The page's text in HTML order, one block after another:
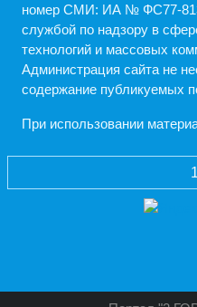
номер СМИ: ИА № ФС77-
службой по надзору в
технологий и массовых
Администрация cайта не
содержание публикуемых
При использовании